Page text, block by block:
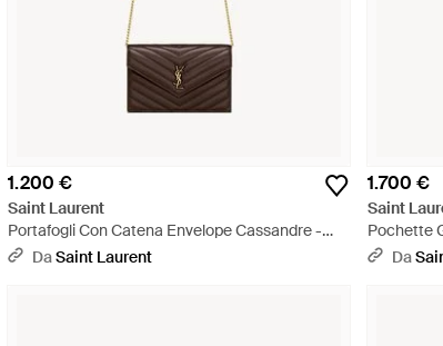
1.200 €
Saint Laurent
Portafogli Con Catena Envelope Cassandre -
Bianco
DaSaint Laurent
1.700 €
Saint
Pochette
Da